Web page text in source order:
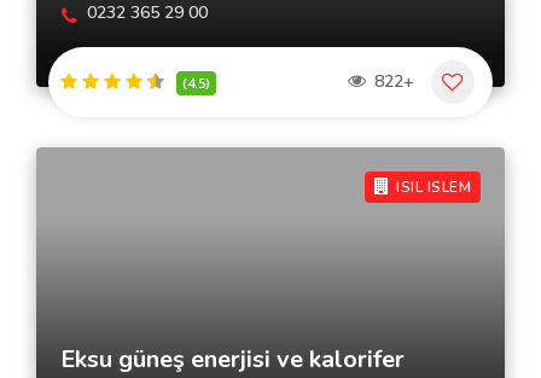
0232 365 29 00
(4.5) 822+
ISIL ISLEM
Eksu güneş enerjisi ve kalorifer